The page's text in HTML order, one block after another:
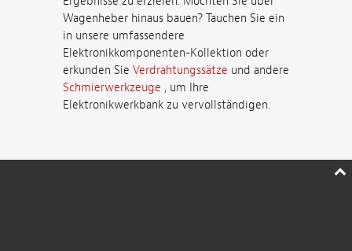
Wagenheber hinaus bauen? Tauchen Sie ein
in unsere umfassendere
Elektronikkomponenten-Kollektion oder
erkunden Sie Verdrahtungssätze und andere
Schmierwerkzeuge , um Ihre
Elektronikwerkbank zu vervollständigen.